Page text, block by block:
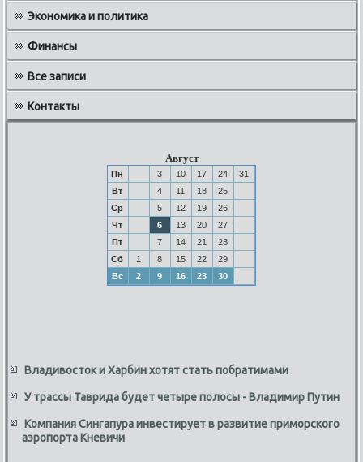
Экономика и политика
Финансы
Все записи
Контакты
Август
Пн 3 10 17 24
31
Вт
4 11 18
25
Ср
5 12 19
26
Чт
6 13 20
27
Пт
7 14 21
28
Сб
1 8 15 22
29
Вс
2 9 16 23 30
Владивосток и Харбин хотят стать побратимами
У трассы Таврида будет четыре полосы - Владимир Путин
Компания Сингапура инвестирует в развитие приморского
аэропорта Кневичи